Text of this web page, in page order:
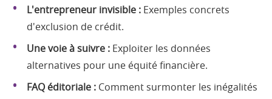
L'entrepreneur invisible : Exemples concrets
d'exclusion de crédit.
Une voie à suivre : Exploiter les données
alternatives pour une équité financière.
FAQ éditoriale : Comment surmonter les inégalités